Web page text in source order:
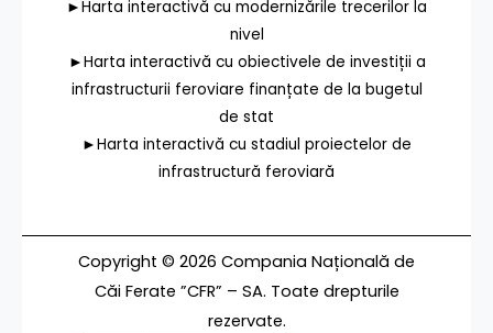
►Harta interactivă cu modernizările trecerilor la
nivel
►Harta interactivă cu obiectivele de investiții a
infrastructurii feroviare finanțate de la bugetul
de stat
►Harta interactivă cu stadiul proiectelor de
infrastructură feroviară
Copyright © 2026 Compania Națională de
Căi Ferate ”CFR” – SA. Toate drepturile
rezervate.